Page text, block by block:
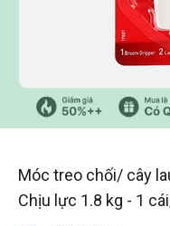
Móc treo chối/ cây
Chịu lực 1.8 kg - 1